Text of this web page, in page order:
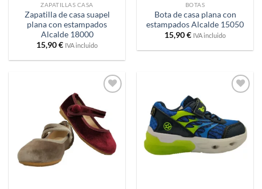
ZAPATILLAS CASA
Zapatilla de casa suapel
plana con estampados
Alcalde 18000
15,90€ IVA incluido
BOTAS
Bota de casa plana con
estampados Alcalde 15050
15,90€ IVA incluido
deseos